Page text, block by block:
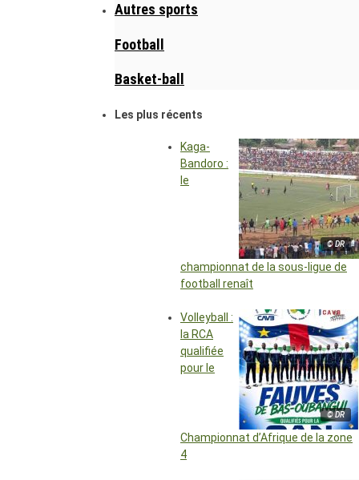
Autres sports
Football
Basket-ball
Les plus récents
© DR
Kaga-
Bandoro :
le
championnat de la sous-ligue de
football renaît
© DR
Volleyball :
la RCA
qualifiée
pour le
Championnat d’Afrique de la zone
4